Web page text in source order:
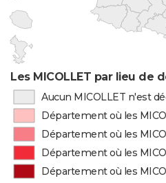
Les MICOLLET par lieu de
Aucun MICOLLET n'est
Département où les
Département où les
Département où les
Département où les